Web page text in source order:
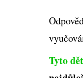
Tyto